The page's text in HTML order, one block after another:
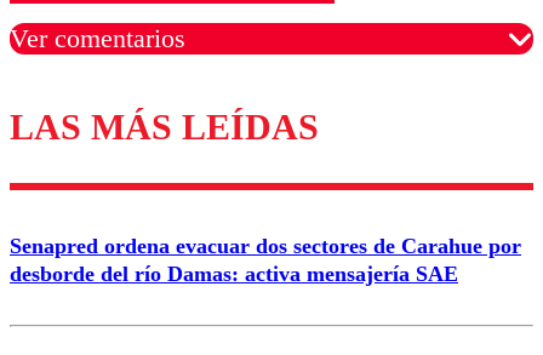
Ver comentarios
Los comentarios son moderados para garantizar un
diálogo respetuoso.
Correo
LAS MÁS LEÍDAS
Senapred ordena evacuar dos sectores de Carahue por
desborde del río Damas: activa mensajería SAE